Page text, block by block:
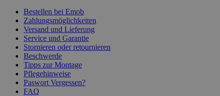
Bestellen bei Emob
Zahlungsmöglichkeiten
Versand und Lieferung
Service und Garantie
Stornieren oder retournieren
Beschwerde
Tipps zur Montage
Pflegehinweise
Paswort Vergessen?
FAQ